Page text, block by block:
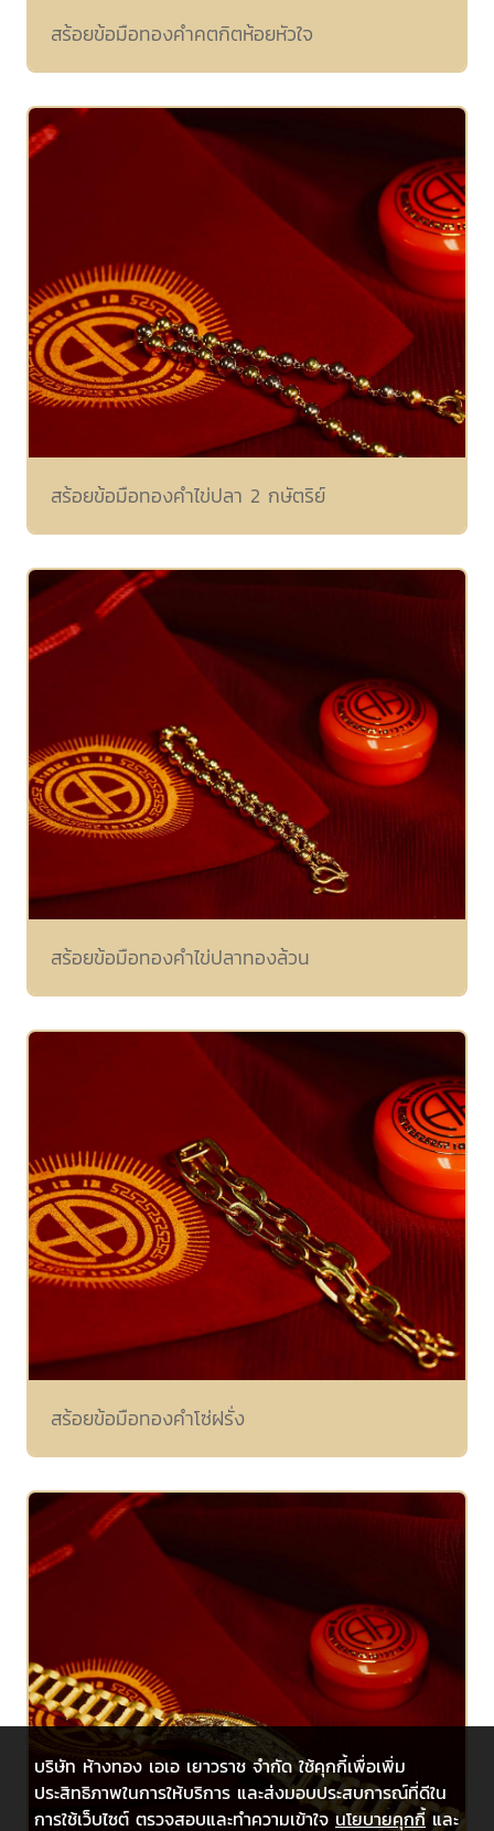
สร้อยข้อมือทองคำคตกิตห้อยหัวใจ
สร้อยข้อมือทองคำไข่ปลา 2 กษัตริย์
สร้อยข้อมือทองคำไข่ปลาทองล้วน
สร้อยข้อมือทองคำโซ่ฝรั่ง
บริษัท ห้างทอง เอเอ เยาวราช จำกัด ใช้คุกกี้เพื่อเพิ่ม
ประสิทธิภาพในการให้บริการ และส่งมอบประสบการณ์ที่ดีใน
การใช้เว็บไซต์ ตรวจสอบและทำความเข้าใจนโยบายคุกกี้และ